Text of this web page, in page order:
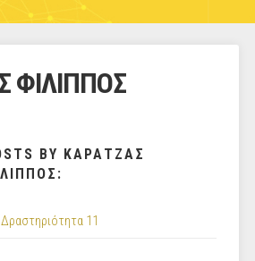
ΦΙΛΙΠΠΟΣ
BY ΚΑΡΑΤΖΑΣ
Δραστηριότητα 11